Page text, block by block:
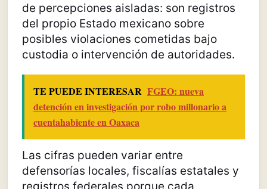
de percepciones aisladas: son registros
del propio Estado mexicano sobre
posibles violaciones cometidas bajo
custodia o intervención de autoridades.
TE PUEDE INTERESAR FGEO: nueva
detención en investigación por robo millonario a
cuentahabiente en Oaxaca
Las cifras pueden variar entre
defensorías locales, fiscalías estatales y
registros federales porque cada